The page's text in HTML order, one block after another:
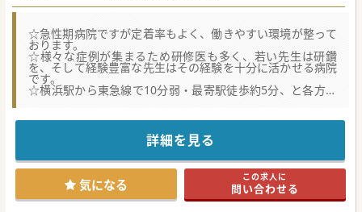
☆急性期病院ですが定着率もよく、働きやすい環境が整って
おります。
☆様々な症例が集まるため研修医も多く、若い先生は研鑽
を、そして経験豊富な先生はその経験を十分に活かせる病院
です。
☆横浜駅から東急線で10分弱・最寄駅徒歩約5分、と各方面
からの通勤アクセスも抜群です。
★☆コンサルタントからのメッセージ★☆
開院からおよそ30年、地域医療を支えてきた神奈川県にある
大手グループ系列の地域医療支援病院です。
横浜港北エリアの二次救急病院として救急・専門医療を主体
とし、当院をハブとして、慢性期医療、
介護サービス、各所にクリニックを展開するなど、グループ
として医療・介護サービスを提供しています。
研鑽を積みたいドクターから子育て中ドクターまで、幅広い
詳細を見る
気になる この求人に
問い合わせる